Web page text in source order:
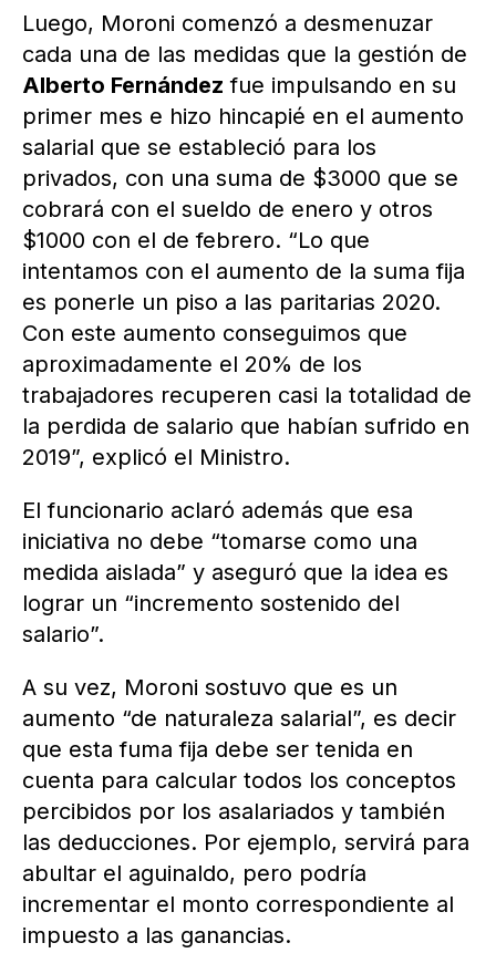
Luego, Moroni comenzó a desmenuzar
cada una de las medidas que la gestión de
Alberto Fernández fue impulsando en su
primer mes e hizo hincapié en el aumento
salarial que se estableció para los
privados, con una suma de $3000 que se
cobrará con el sueldo de enero y otros
$1000 con el de febrero. “Lo que
intentamos con el aumento de la suma fija
es ponerle un piso a las paritarias 2020.
Con este aumento conseguimos que
aproximadamente el 20% de los
trabajadores recuperen casi la totalidad de
la perdida de salario que habían sufrido en
2019”, explicó el Ministro.
El funcionario aclaró además que esa
iniciativa no debe “tomarse como una
medida aislada” y aseguró que la idea es
lograr un “incremento sostenido del
salario”.
A su vez, Moroni sostuvo que es un
aumento “de naturaleza salarial”, es decir
que esta fuma fija debe ser tenida en
cuenta para calcular todos los conceptos
percibidos por los asalariados y también
las deducciones. Por ejemplo, servirá para
abultar el aguinaldo, pero podría
incrementar el monto correspondiente al
impuesto a las ganancias.